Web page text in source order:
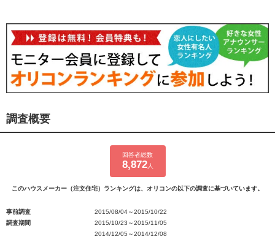
調査概要
回答者総数
8,872人
このハウスメーカー（注文住宅）ランキングは、オリコンの以下の調査に基づいています。
事前調査
2015/08/04～2015/10/22
調査期間
2015/10/23～2015/11/05
2014/12/05～2014/12/08